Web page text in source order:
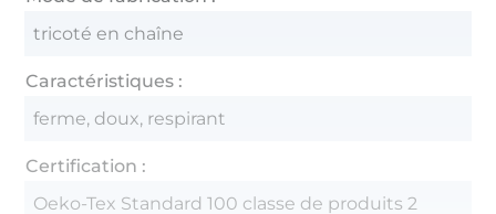
tricoté en chaîne
Caractéristiques :
ferme, doux, respirant
Certification :
Oeko-Tex Standard 100 classe de produits 2